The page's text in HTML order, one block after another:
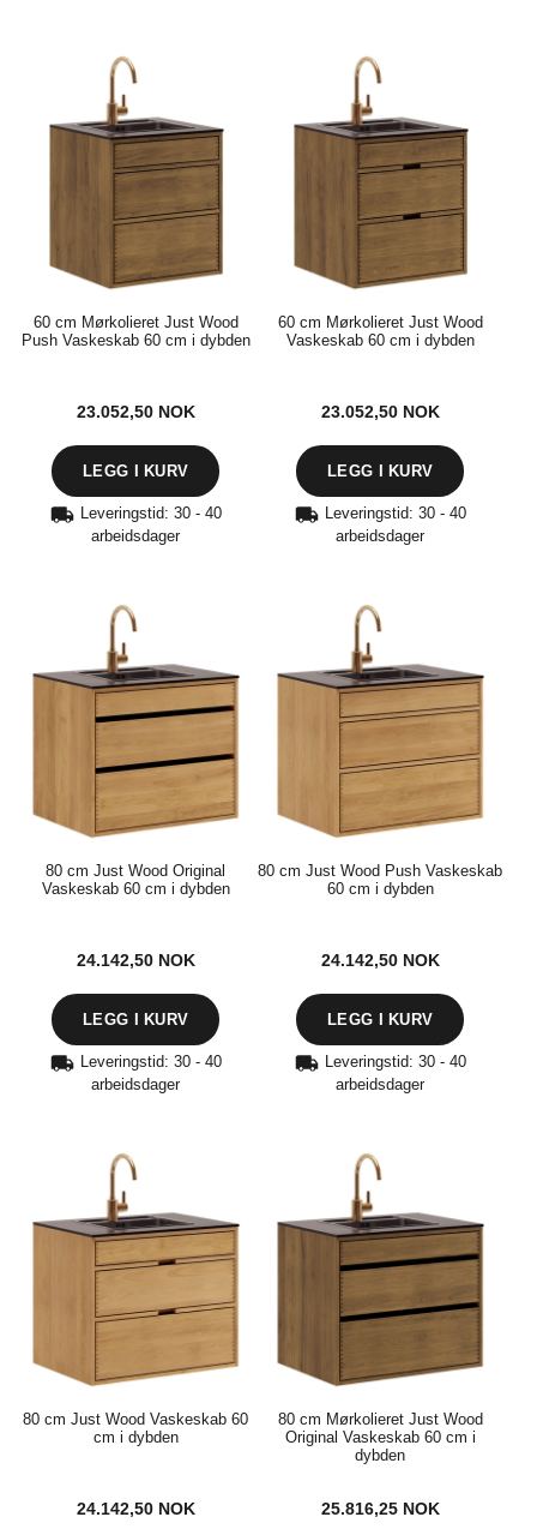
60 cm Mørkolieret Just Wood
Push Vaskeskab 60 cm i dybden
23.052,50 NOK
60 cm Mørkolieret Just Wood
Vaskeskab 60 cm i dybden
23.052,50 NOK
Leveringstid: 30 - 40
arbeidsdager
80 cm Just Wood Original
Vaskeskab 60 cm i dybden
24.142,50 NOK
Leveringstid: 30 - 40
arbeidsdager
80 cm Just Wood Push Vaskeskab
60 cm i dybden
24.142,50 NOK
Leveringstid: 30 - 40
arbeidsdager
80 cm Just Wood Vaskeskab 60
cm i dybden
24.142,50 NOK
Leveringstid: 30 - 40
arbeidsdager
80 cm Mørkolieret Just Wood
Original Vaskeskab 60 cm i
dybden
25.816,25 NOK